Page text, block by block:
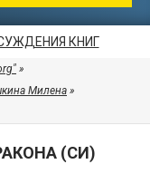
КНИГ
»
Милена »
(СИ)